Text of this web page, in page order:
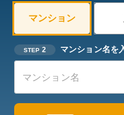
マンション
STEP 2 マンション名を